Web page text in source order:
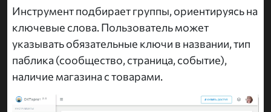
Инструмент подбирает группы, ориентируясь на
ключевые слова. Пользователь может
указывать обязательные ключи в названии, тип
паблика (сообщество, страница, событие),
наличие магазина с товарами.